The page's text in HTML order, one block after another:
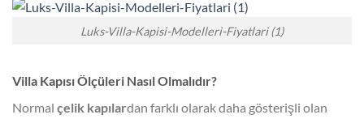
Luks-Villa-Kapisi-Modelleri-Fiyatlari (1)
Villa Kapısı Ölçüleri Nasıl Olmalıdır?
Normal çelik kapılardan farklı olarak daha gösterişli olan